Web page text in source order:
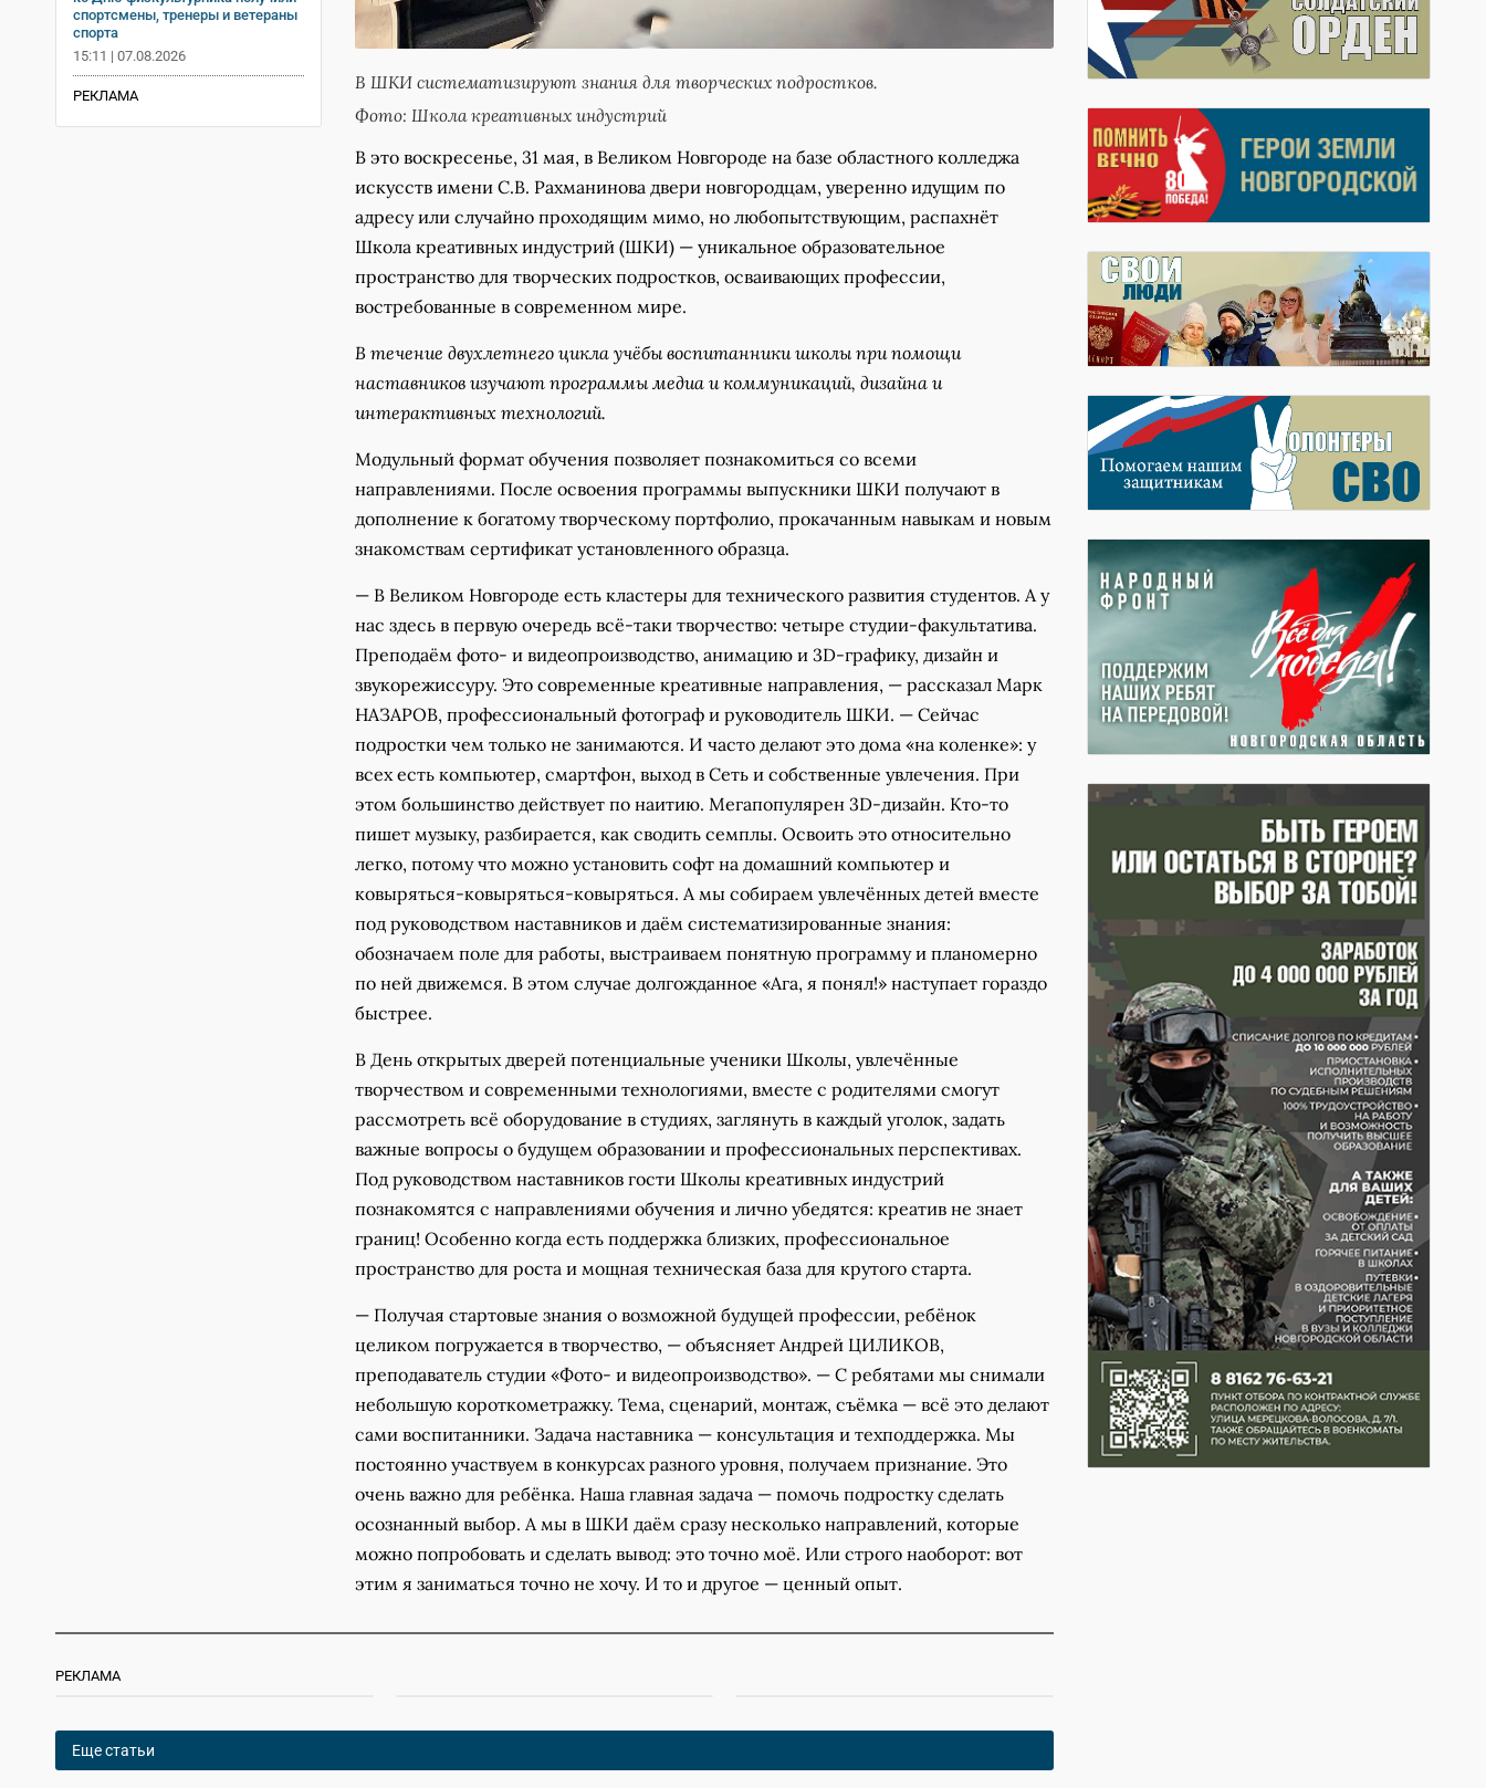
спортсмены, тренеры и ветераны
спорта
15:11 | 07.08.2026
РЕКЛАМА
В ШКИ систематизируют знания для творческих подростков.
Фото: Школа креативных индустрий
В это воскресенье, 31 мая, в Великом Новгороде на базе областного колледжа
искусств имени С.В. Рахманинова двери новгородцам, уверенно идущим по
адресу или случайно проходящим мимо, но любопытствующим, распахнёт
Школа креативных индустрий (ШКИ) — уникальное образовательное
пространство для творческих подростков, осваивающих профессии,
востребованные в современном мире.
В течение двухлетнего цикла учёбы воспитанники школы при помощи
наставников изучают программы медиа и коммуникаций, дизайна и
интерактивных технологий.
Модульный формат обучения позволяет познакомиться со всеми
направлениями. После освоения программы выпускники ШКИ получают в
дополнение к богатому творческому портфолио, прокачанным навыкам и новым
знакомствам сертификат установленного образца.
— В Великом Новгороде есть кластеры для технического развития студентов. А у
нас здесь в первую очередь всё-таки творчество: четыре студии-факультатива.
Преподаём фото- и видеопроизводство, анимацию и 3D-графику, дизайн и
звукорежиссуру. Это современные креативные направления, — рассказал Марк
НАЗАРОВ, профессиональный фотограф и руководитель ШКИ. — Сейчас
подростки чем только не занимаются. И часто делают это дома «на коленке»: у
всех есть компьютер, смартфон, выход в Сеть и собственные увлечения. При
этом большинство действует по наитию. Мегапопулярен 3D-дизайн. Кто-то
пишет музыку, разбирается, как сводить семплы. Освоить это относительно
легко, потому что можно установить софт на домашний компьютер и
ковыряться-ковыряться-ковыряться. А мы собираем увлечённых детей вместе
под руководством наставников и даём систематизированные знания:
обозначаем поле для работы, выстраиваем понятную программу и планомерно
по ней движемся. В этом случае долгожданное «Ага, я понял!» наступает гораздо
быстрее.
В День открытых дверей потенциальные ученики Школы, увлечённые
творчеством и современными технологиями, вместе с родителями смогут
рассмотреть всё оборудование в студиях, заглянуть в каждый уголок, задать
важные вопросы о будущем образовании и профессиональных перспективах.
Под руководством наставников гости Школы креативных индустрий
познакомятся с направлениями обучения и лично убедятся: креатив не знает
границ! Особенно когда есть поддержка близких, профессиональное
пространство для роста и мощная техническая база для крутого старта.
— Получая стартовые знания о возможной будущей профессии, ребёнок
целиком погружается в творчество, — объясняет Андрей ЦИЛИКОВ,
преподаватель студии «Фото- и видеопроизводство». — С ребятами мы снимали
небольшую короткометражку. Тема, сценарий, монтаж, съёмка — всё это делают
сами воспитанники. Задача наставника — консультация и техподдержка. Мы
постоянно участвуем в конкурсах разного уровня, получаем признание. Это
очень важно для ребёнка. Наша главная задача — помочь подростку сделать
осознанный выбор. А мы в ШКИ даём сразу несколько направлений, которые
можно попробовать и сделать вывод: это точно моё. Или строго наоборот: вот
этим я заниматься точно не хочу. И то и другое — ценный опыт.
РЕКЛАМА
Еще статьи